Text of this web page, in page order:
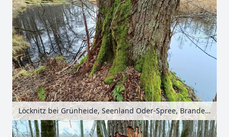
Löcknitz bei Grünheide, Seenland Oder-Spree, Brandenburg, Deutschland